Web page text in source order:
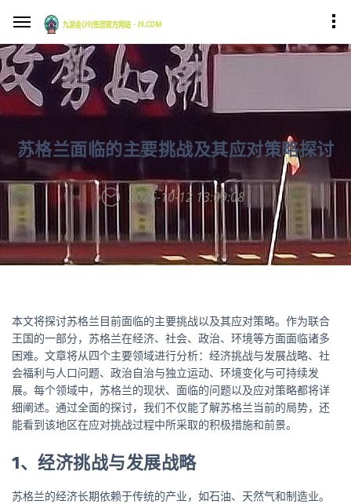
苏格兰面临的主要挑战及其应对策略探讨
2025-10-12 13:09:08
本文将探讨苏格兰目前面临的主要挑战以及其应对策略。作为联合
王国的一部分，苏格兰在经济、社会、政治、环境等方面面临诸多
困难。文章将从四个主要领域进行分析：经济挑战与发展战略、社
会福利与人口问题、政治自治与独立运动、环境变化与可持续发
展。每个领域中，苏格兰的现状、面临的问题以及应对策略都将详
细阐述。通过全面的探讨，我们不仅能了解苏格兰当前的局势，还
能看到该地区在应对挑战过程中所采取的积极措施和前景。
1、经济挑战与发展战略
苏格兰的经济长期依赖于传统的产业，如石油、天然气和制造业。